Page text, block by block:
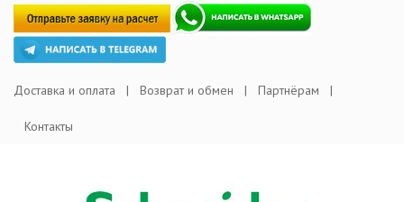
Доставка и оплата Возврат и обмен Партнёрам
Контакты